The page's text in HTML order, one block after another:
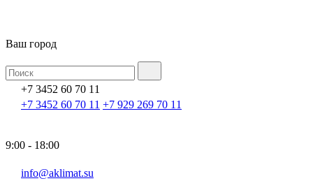
Ваш город
+7 3452 60 70 11
+7 3452 60 70 11 +7 929 269 70 11
9:00 - 18:00
info@aklimat.su